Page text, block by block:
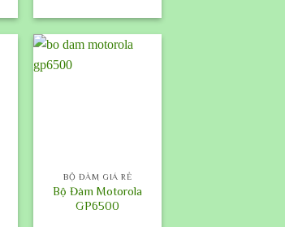
BỘ ĐÀM GIÁ RẺ
Bộ Đàm Motorola
GP6500